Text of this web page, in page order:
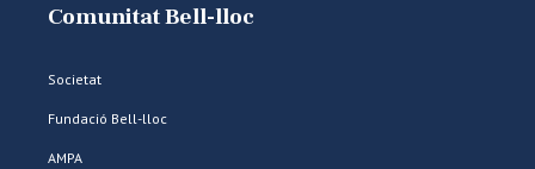
Comunitat Bell-lloc
Societat
Fundació Bell-lloc
AMPA